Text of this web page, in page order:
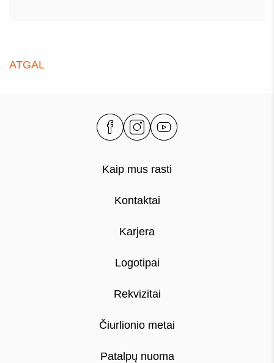
ATGAL
Kaip mus rasti
Kontaktai
Karjera
Logotipai
Rekvizitai
Čiurlionio metai
Patalpų nuoma